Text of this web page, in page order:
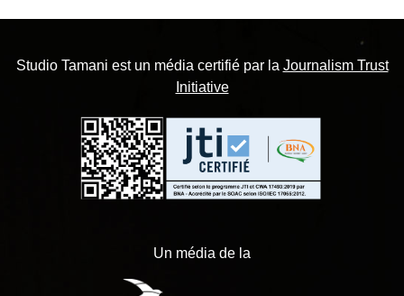
Studio Tamani est un média certifié par la Journalism Trust
Initiative
Un média de la